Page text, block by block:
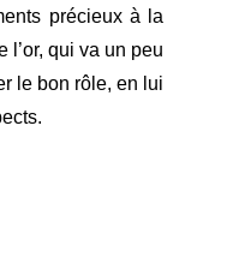
précieux à la
l’or, qui va un peu
le bon rôle, en lui